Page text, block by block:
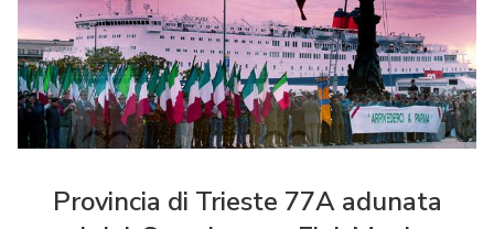
Provincia di Trieste 77A adunata